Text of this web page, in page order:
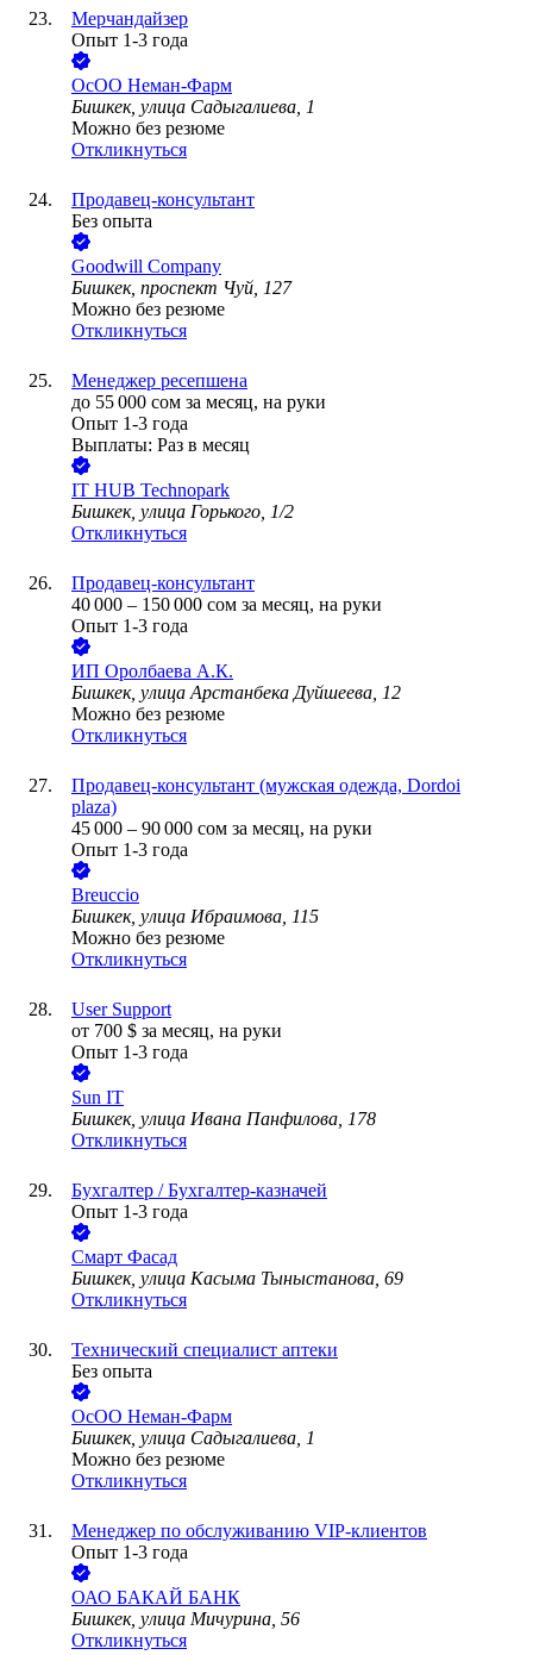
Мерчандайзер
Опыт 1-3 года
ОсОО Неман-Фарм
Бишкек, улица Садыгалиева, 1
Можно без резюме
Откликнуться
Продавец-консультант
Без опыта
Goodwill Company
Бишкек, проспект Чуй, 127
Можно без резюме
Откликнуться
Менеджер ресепшена
до 55 000 сом за месяц, на руки
Опыт 1-3 года
Выплаты: Раз в месяц
IT HUB Technopark
Бишкек, улица Горького, 1/2
Откликнуться
Продавец-консультант
40 000 – 150 000 сом за месяц, на руки
Опыт 1-3 года
ИП Оролбаева А.К.
Бишкек, улица Арстанбека Дуйшеева, 12
Можно без резюме
Откликнуться
Продавец-консультант (мужская одежда, Dordoi
plaza)
45 000 – 90 000 сом за месяц, на руки
Опыт 1-3 года
Breuccio
Бишкек, улица Ибраимова, 115
Можно без резюме
Откликнуться
User Support
от 700 $ за месяц, на руки
Опыт 1-3 года
Sun IT
Бишкек, улица Ивана Панфилова, 178
Откликнуться
Бухгалтер / Бухгалтер-казначей
Опыт 1-3 года
Смарт Фасад
Бишкек, улица Касыма Тыныстанова, 69
Откликнуться
Технический специалист аптеки
Без опыта
ОсОО Неман-Фарм
Бишкек, улица Садыгалиева, 1
Можно без резюме
Откликнуться
Менеджер по обслуживанию VIP-клиентов
Опыт 1-3 года
ОАО БАКАЙ БАНК
Бишкек, улица Мичурина, 56
Откликнуться